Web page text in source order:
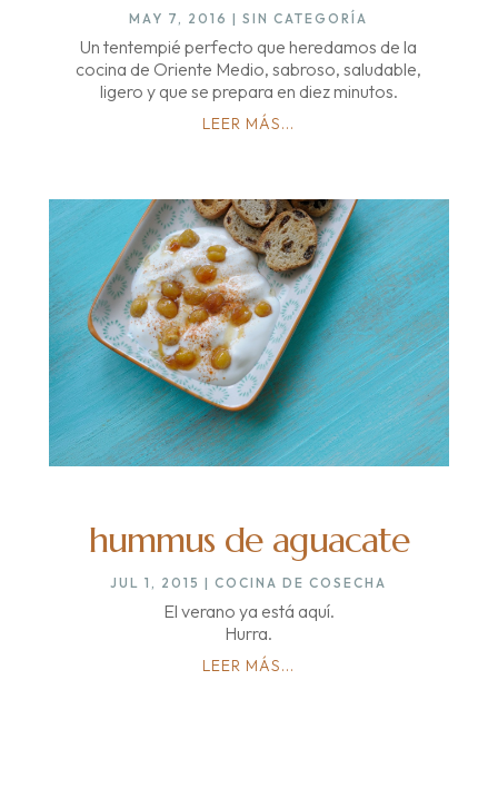
MAY 7, 2016 |SIN CATEGORÍA
Un tentempié perfecto que heredamos de la
cocina de Oriente Medio, sabroso, saludable,
ligero y que se prepara en diez minutos.
LEER MÁS...
hummus de aguacate
JUL 1, 2015 |COCINA DE COSECHA
El verano ya está aquí.
Hurra.
LEER MÁS...